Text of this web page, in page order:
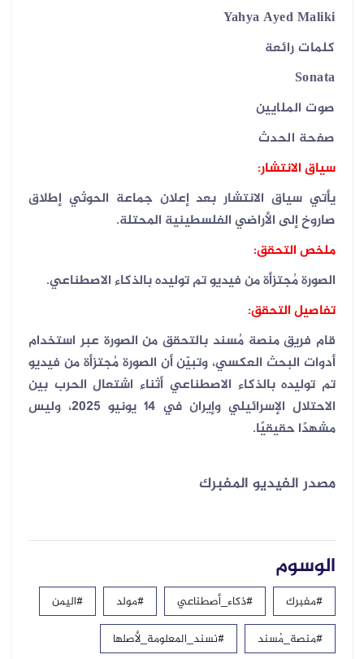
Yahya Ayed Maliki
كلمات رائعة
Sonata
صوت الملايين
صفحة الحدث
سياق الانتشار:
يأتي سياق الانتشار بعد إعلان جماعة الحوثي إطلاق
صاروخ إلى الأراضي الفلسطينية المحتلة.
ملخص التحقق:
الصورة مُجتزأة من فيديو تم توليده بالذكاء الاصطناعي.
تفاصيل التحقق:
قام فريق منصة مُسند بالتحقق من الصورة عبر استخدام
أدوات البحث العكسي، وتبيّن أن الصورة مُجتزأة من فيديو
تم توليده بالذكاء الاصطناعي أثناء اشتعال الحرب بين
الاحتلال الإسرائيلي وإيران في 14 يونيو 2025، وليس
مشهدًا حقيقيًا.
مصدر الفيديو المفبرك
الوسوم
#مفبرك #ذكاء_أصطناعي #مولد
#اليمن
#منصة_مُسند
#نسند_المعلومة_لأصلها